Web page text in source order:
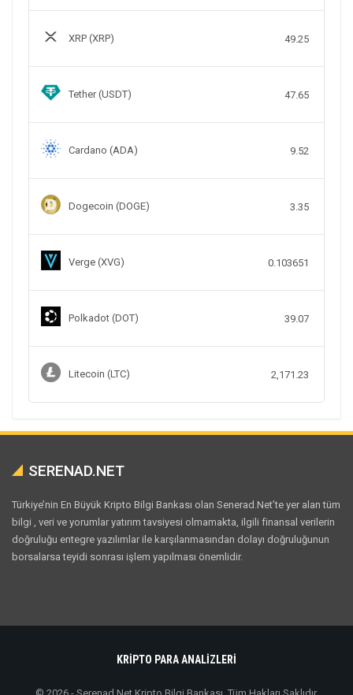
XRP (XRP) 49.25
Tether (USDT) 47.65
Cardano (ADA) 9.52
Dogecoin (DOGE) 3.35
Verge (XVG) 0.103651
Polkadot (DOT) 39.07
Litecoin (LTC) 2,171.23
SERENAD.NET
Türkiye’nin En Büyük Kripto Bilgi Bankası olan Senerad.Net’te yer alan tüm
bilgi , veri ve yorumlar yatırım tavsiyesi olmamakta, ilgili finansal verilerin
doğruluğu entegre yazılımlar ile karşılanmasından dolayı doğruluğunun
borsalarsa teyidi sonrası işlem yapılması önemlidir.
KRİPTO PARA ANALİZLERİ